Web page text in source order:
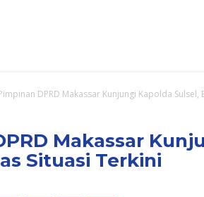
DPRD Makassar Kunjungi Kapolda Sulsel,
Makassar
Situasi Terkini